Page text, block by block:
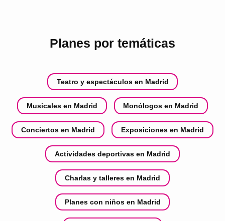
Planes por temáticas
Teatro y espectáculos en Madrid
Musicales en Madrid Monólogos en Madrid
Conciertos en Madrid Exposiciones en Madrid
Actividades deportivas en Madrid
Charlas y talleres en Madrid
Planes con niños en Madrid